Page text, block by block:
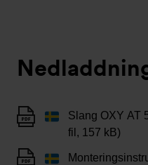
Slang OXY AT
fil, 157 kB)